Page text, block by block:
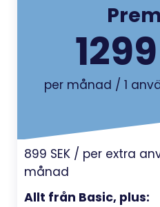
per månad / 1
899 SEK / per extra
månad
Allt från Basic, plus: